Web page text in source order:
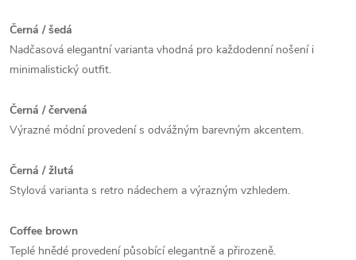
Černá / šedá
Nadčasová elegantní varianta vhodná pro každodenní nošení i
minimalistický outfit.
Černá / červená
Výrazné módní provedení s odvážným barevným akcentem.
Černá / žlutá
Stylová varianta s retro nádechem a výrazným vzhledem.
Coffee brown
Teplé hnědé provedení působící elegantně a přirozeně.